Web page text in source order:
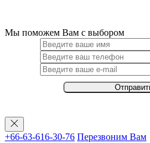
Мы поможем Вам с выбором
+66-63-616-30-76 Перезвоним Вам